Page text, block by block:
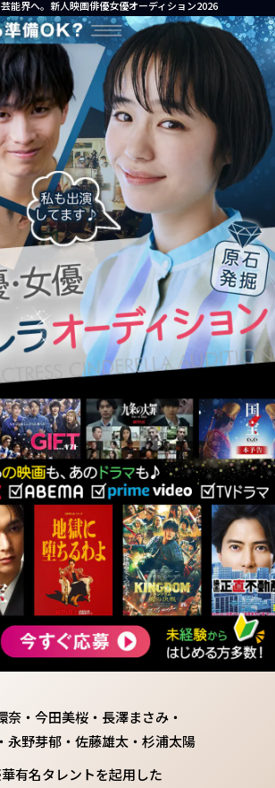
能界へ。新人映画俳優女優オーディション2026
奈・今田美桜・長澤まさみ・
永野芽郁・佐藤雄太・杉浦太陽
有名タレントを起用した